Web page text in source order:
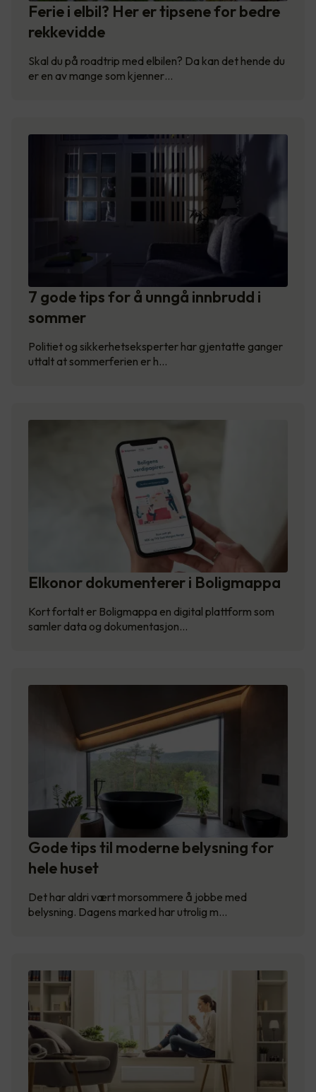
Ferie i elbil? Her er tipsene for bedre
rekkevidde
Skal du på roadtrip med elbilen? Da kan det hende du
er en av mange som kjenner…
7 gode tips for å unngå innbrudd i
sommer
Politiet og sikkerhetseksperter har gjentatte ganger
uttalt at sommerferien er h…
Elkonor dokumenterer i Boligmappa
Kort fortalt er Boligmappa en digital plattform som
samler data og dokumentasjon…
Gode tips til moderne belysning for
hele huset
Det har aldri vært morsommere å jobbe med
belysning. Dagens marked har utrolig m…